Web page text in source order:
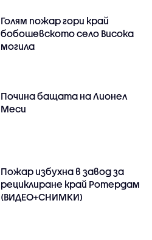
Голям пожар гори край
бобошевското село Висока
могила
Почина бащата на Лионел
Меси
Пожар избухна в завод за
рециклиране край Ротердам
(ВИДЕО+СНИМКИ)